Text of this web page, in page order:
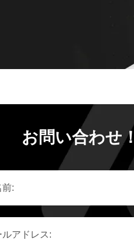
お問い合わせ！